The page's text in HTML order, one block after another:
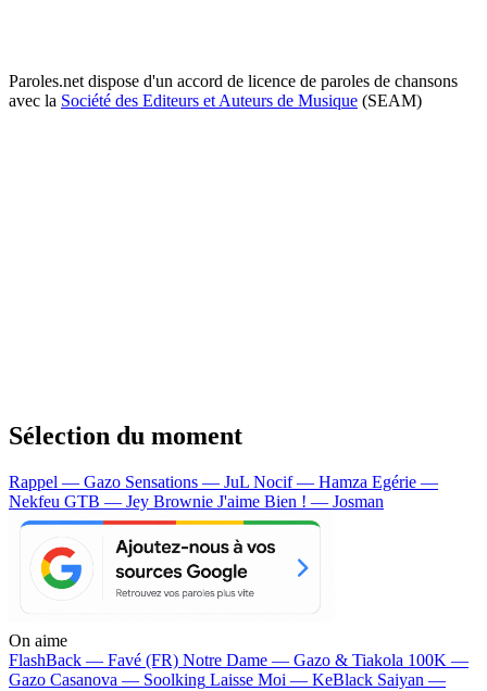
Paroles.net dispose d'un accord de licence de paroles de chansons
avec la Société des Editeurs et Auteurs de Musique (SEAM)
Sélection du moment
Rappel — Gazo Sensations — JuL Nocif — Hamza Egérie —
Nekfeu GTB — Jey Brownie J'aime Bien ! — Josman
On aime
FlashBack — Favé (FR) Notre Dame — Gazo & Tiakola 100K —
Gazo Casanova — Soolking Laisse Moi — KeBlack Saiyan —